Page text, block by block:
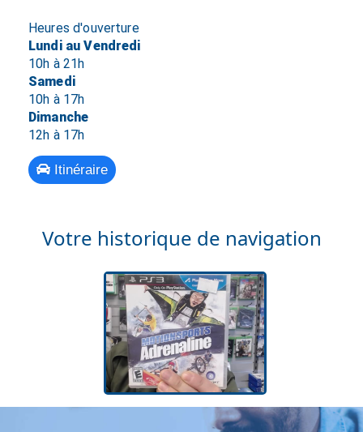
Heures d'ouverture
Lundi au Vendredi
10h à 21h
Samedi
10h à 17h
Dimanche
12h à 17h
Itinéraire
Votre historique de navigation